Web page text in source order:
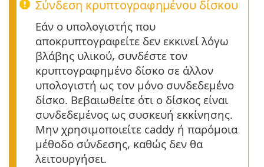
Σύνδεση κρυπτογραφημένου δίσκου
Εάν ο υπολογιστής που
αποκρυπτογραφείτε δεν εκκινεί λόγω
βλάβης υλικού, συνδέστε τον
κρυπτογραφημένο δίσκο σε άλλον
υπολογιστή ως τον μόνο συνδεδεμένο
δίσκο. Βεβαιωθείτε ότι ο δίσκος είναι
συνδεδεμένος ως συσκευή εκκίνησης.
Μην χρησιμοποιείτε caddy ή παρόμοια
μέθοδο σύνδεσης, καθώς δεν θα
λειτουργήσει.